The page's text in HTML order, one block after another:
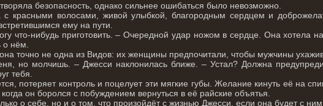
безопасность, однако сильнее ошибаться было невозможно.
с красными волосами, живой улыбкой, благородным сердцем и
ему на пути.
что-нибудь приготовить. – Очередной удар ножом в сердце. Она хотела
о нём.
точно не одна из Видов: их женщины предпочитали, чтобы мужчины
но молчишь. – Джесси наклонилась ближе. – Устал? Должна
тебя.
потеряет контроль и поцелует эти мягкие губы. Желание кинуть её на
он боролся с побуждением вернуться в её райские объятья.
о себе, но и о том, что произойдёт с жизнью Джесси, если она будет с ним.